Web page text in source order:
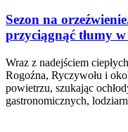
Sezon na
przyciągnąć tłumy
Wraz z nadejściem
Rogoźna, Ryczywołu i
powietrzu, szukając
gastronomicznych,